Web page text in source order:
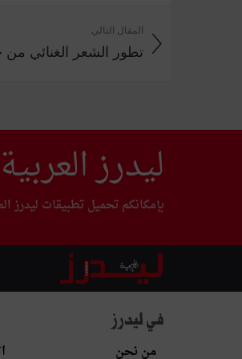
المقال التالي
تطور الشعر الغنائي من
ليدرز العربية
بإمكانكم تحميل تطبيقات ليدرز
في ليدرز
من نحن